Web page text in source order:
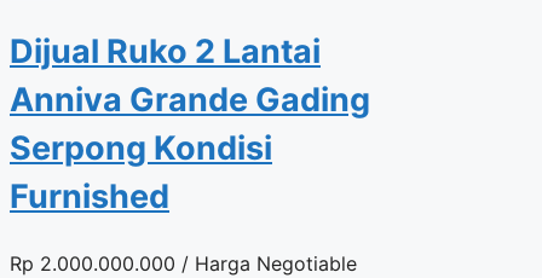
Dijual Ruko 2 Lantai
Anniva Grande Gading
Serpong Kondisi
Furnished
Rp 2.000.000.000 / Harga Negotiable